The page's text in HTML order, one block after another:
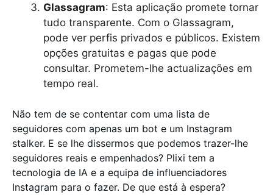
Glassagram: Esta aplicação promete tornar
tudo transparente. Com o Glassagram,
pode ver perfis privados e públicos. Existem
opções gratuitas e pagas que pode
consultar. Prometem-lhe actualizações em
tempo real.
Não tem de se contentar com uma lista de
seguidores com apenas um bot e um Instagram
stalker. E se lhe dissermos que podemos trazer-lhe
seguidores reais e empenhados? Plixi tem a
tecnologia de IA e a equipa de influenciadores
Instagram para o fazer. De que está à espera?